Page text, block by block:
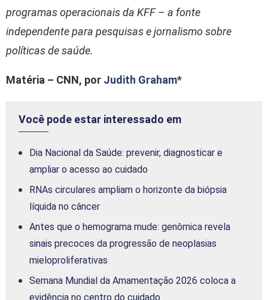
programas operacionais da KFF – a fonte
independente para pesquisas e jornalismo sobre
políticas de saúde.
Matéria – CNN, por Judith Graham*
Você pode estar interessado em
Dia Nacional da Saúde: prevenir, diagnosticar e
ampliar o acesso ao cuidado
RNAs circulares ampliam o horizonte da biópsia
líquida no câncer
Antes que o hemograma mude: genômica revela
sinais precoces da progressão de neoplasias
mieloproliferativas
Semana Mundial da Amamentação 2026 coloca a
evidência no centro do cuidado